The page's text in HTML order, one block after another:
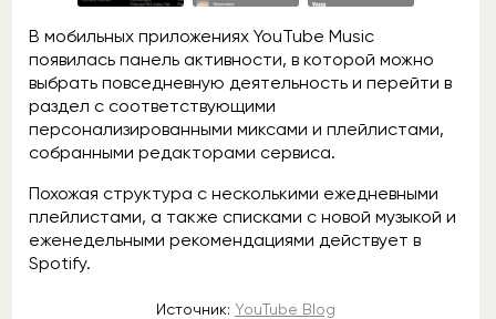
В мобильных приложениях YouTube Music
появилась панель активности, в которой можно
выбрать повседневную деятельность и перейти в
раздел с соответствующими
персонализированными миксами и плейлистами,
собранными редакторами сервиса.
Похожая структура с несколькими ежедневными
плейлистами, а также списками с новой музыкой и
еженедельными рекомендациями действует в
Spotify.
Источник: YouTube Blog